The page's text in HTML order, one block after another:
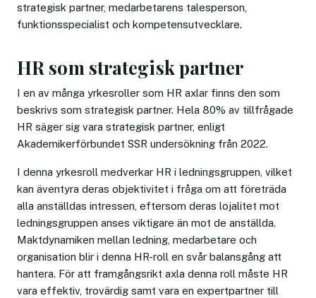
strategisk partner, medarbetarens talesperson,
funktionsspecialist och kompetensutvecklare.
HR som strategisk partner
I en av många yrkesroller som HR axlar finns den som
beskrivs som strategisk partner. Hela 80% av tillfrågade
HR säger sig vara strategisk partner, enligt
Akademikerförbundet SSR undersökning från 2022.
I denna yrkesroll medverkar HR i ledningsgruppen, vilket
kan äventyra deras objektivitet i fråga om att företräda
alla anställdas intressen, eftersom deras lojalitet mot
ledningsgruppen anses viktigare än mot de anställda.
Maktdynamiken mellan ledning, medarbetare och
organisation blir i denna HR-roll en svår balansgång att
hantera. För att framgångsrikt axla denna roll måste HR
vara effektiv, trovärdig samt vara en expertpartner till